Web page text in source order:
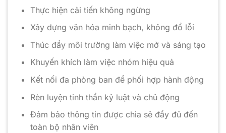
Thực hiện cải tiến không ngừng
Xây dựng văn hóa minh bạch, không đổ lỗi
Thúc đẩy môi trường làm việc mở và sáng tạo
Khuyến khích làm việc nhóm hiệu quả
Kết nối đa phòng ban để phối hợp hành động
Rèn luyện tinh thần kỷ luật và chủ động
Đảm bảo thông tin được chia sẻ đầy đủ đến
toàn bộ nhân viên